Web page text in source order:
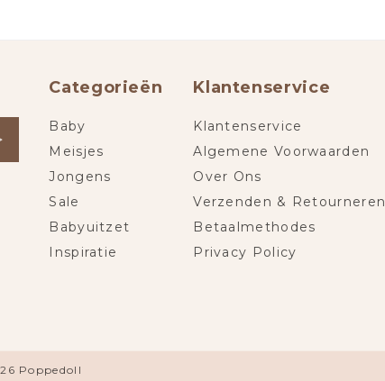
Categorieën
Baby
Meisjes
Jongens
Sale
Babyuitzet
Inspiratie
Klantenservice
Klantenservice
Algemene Voorwaarden
Over Ons
Verzenden & Retourneren
Betaalmethodes
Privacy Policy
Poppedoll